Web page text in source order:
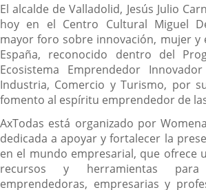
El alcalde de Valladolid, Jesús Julio
hoy en el Centro Cultural Miguel
mayor foro sobre innovación, mujer y
España, reconocido dentro del
Ecosistema Emprendedor
Industria, Comercio y Turismo, por
fomento al espíritu emprendedor de
AxTodas está organizado por
dedicada a apoyar y fortalecer la
en el mundo empresarial, que ofrece
recursos y herramientas
emprendedoras, empresarias y